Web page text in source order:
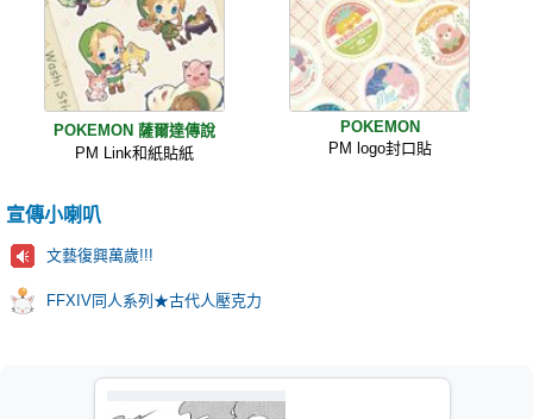
POKEMON 薩爾達傳說
PM Link和紙貼紙
POKEMON
PM logo封口貼
宣傳小喇叭
文藝復興萬歲!!!
FFXIV同人系列★古代人壓克力